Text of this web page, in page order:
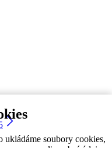
ukládáme soubory cookies,